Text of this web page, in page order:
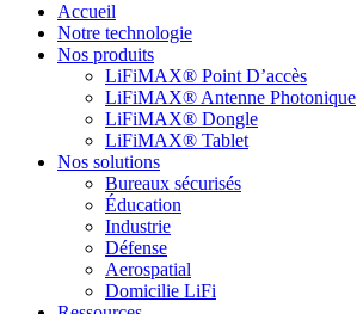
Accueil
Notre technologie
Nos produits
LiFiMAX® Point D’accès
LiFiMAX® Antenne Photonique
LiFiMAX® Dongle
LiFiMAX® Tablet
Nos solutions
Bureaux sécurisés
Éducation
Industrie
Défense
Aerospatial
Domicilie LiFi